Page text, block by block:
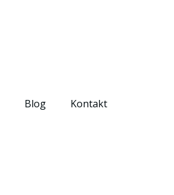
Blog Kontakt